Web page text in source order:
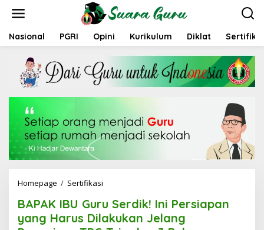
t
Nasional PGRI Opini Kurikulum Diklat
Homepage / Sertifikasi
P
A
K
BAPAK IBU Guru Serdik! Ini Persiapan
yang Harus Dilakukan Jelang